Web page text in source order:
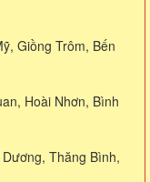
Giồng Trôm, Bến
Hoài Nhơn, Bình
Thăng Bình,